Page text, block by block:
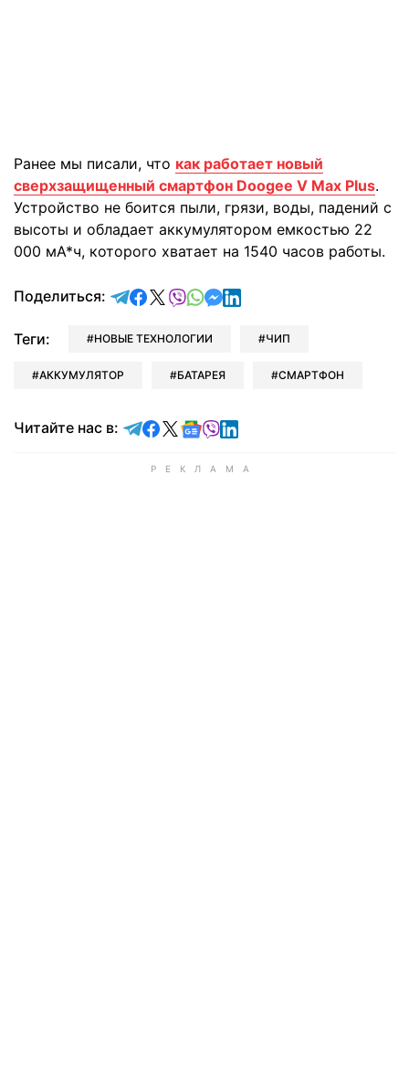
Ранее мы писали, что как работает новый
сверхзащищенный смартфон Doogee V Max Plus.
Устройство не боится пыли, грязи, воды, падений с
высоты и обладает аккумулятором емкостью 22
000 мА*ч, которого хватает на 1540 часов работы.
Поделиться: отправить в Telegram
поделиться в Facebook
поделиться в X
отправить в Viber
отправить в Whatsapp
отправить в Messenger
отправить в LinkedIn
Теги: НОВЫЕ ТЕХНОЛОГИИ ЧИП
АККУМУЛЯТОР БАТАРЕЯ СМАРТФОН
Читайте нас в: Читайте в Telegram
Читайте в Facebook
Читайте в X
Читайте в Google news
Читайте в Viber
Читайте в LinkedIn